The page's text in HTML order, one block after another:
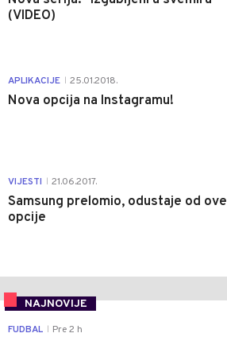
(VIDEO)
APLIKACIJE 25.01.2018.
Nova opcija na Instagramu!
VIJESTI 21.06.2017.
Samsung prelomio, odustaje od ove
opcije
NAJNOVIJE
FUDBAL Pre 2 h